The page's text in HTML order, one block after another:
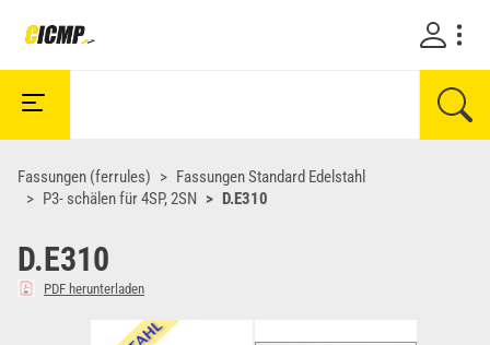
Fassungen (ferrules)
Fassungen Standard Edelstahl
P3- schälen für 4SP, 2SN
D.E310
D.E310
PDF herunterladen